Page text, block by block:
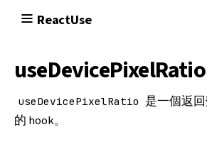
ReactUse
useDevicePixelRatio
useDevicePixelRatio 是一個返
的 hook。